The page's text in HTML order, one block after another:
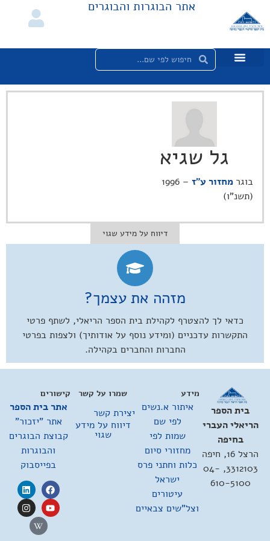
אתר הבוגרות והבוגרים
גל שגיא
בוגר מחזור ע"ז
– 1996
(תשנ"ו)
דיווח על מידע שגוי
מזהה את עצמך?
כדאי לך להצטרף לקהילת בית הספר הריאלי, לשתף פרטי
התקשרות עדכניים (ומידע נוסף על אודותיך) ולצפות בפרטי
החברות והחברים בקהילה.
בית הספר
הריאלי העברי
בחיפה
הרצל 16, חיפה
3312103, 04-
610-5100
מידע
איתור א.נשים
לפי שם
שמות לפי
מחזורי סיום
כלות וחתני פרס
ישראל
עיטורים
וצל"שים צבאיים
קישורים
אתר בית הספר
אתר "יזכור"
קבוצת הבוגרים
והבוגרות
בפייסבוק
שמרו על קשר
יצירת קשר
דיווח על מידע
שגוי